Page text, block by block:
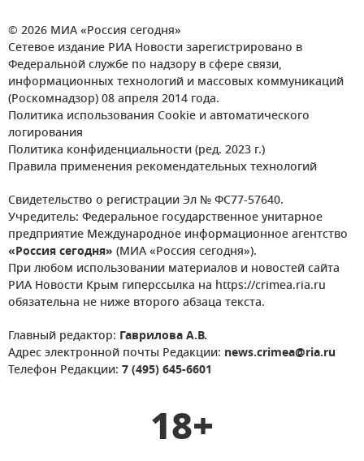
© 2026 МИА «Россия сегодня»
Сетевое издание РИА Новости зарегистрировано в
Федеральной службе по надзору в сфере связи,
информационных технологий и массовых коммуникаций
(Роскомнадзор) 08 апреля 2014 года.
Политика использования Cookie и автоматического
логирования
Политика конфиденциальности (ред. 2023 г.)
Правила применения рекомендательных технологий
Свидетельство о регистрации Эл № ФС77-57640.
Учредитель: Федеральное государственное унитарное
предприятие Международное информационное агентство
«Россия сегодня» (МИА «Россия сегодня»).
При любом использовании материалов и новостей сайта
РИА Новости Крым гиперссылка на https://crimea.ria.ru
обязательна не ниже второго абзаца текста.
Главный редактор: Гаврилова А.В.
Адрес электронной почты Редакции: news.crimea@ria.ru
Телефон Редакции: 7 (495) 645-6601
18+